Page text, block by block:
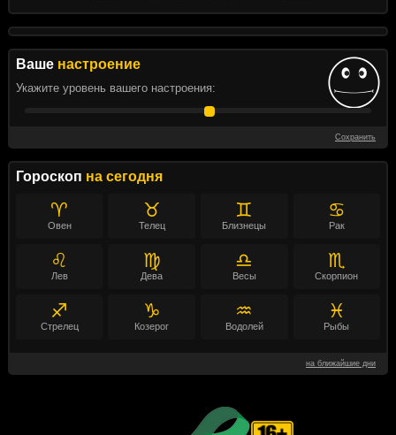
Ваше настроение
Укажите уровень вашего настроения:
Сохранить
Гороскоп на сегодня
♈
Овен
♉
Телец
♊
Близнецы
♋
Рак
♌
Лев
♍
Дева
♎
Весы
♏
Скорпион
♐
Стрелец
♑
Козерог
♒
Водолей
♓
Рыбы
на ближайшие дни